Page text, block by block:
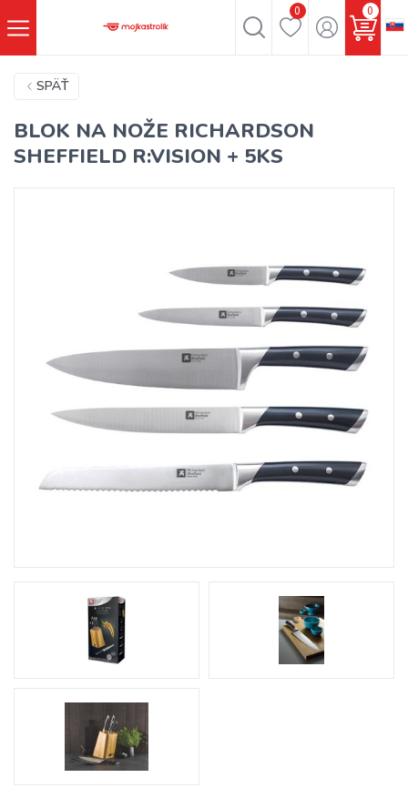
0 0
SPÄŤ
BLOK NA NOŽE RICHARDSON
SHEFFIELD R:VISION + 5KS